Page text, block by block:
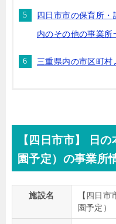
四日市市の保育所
内のその他の事業所
三重県内の市区町村
【四日市市】 日
園予定）の事業所
施設名
【四日
園予定）